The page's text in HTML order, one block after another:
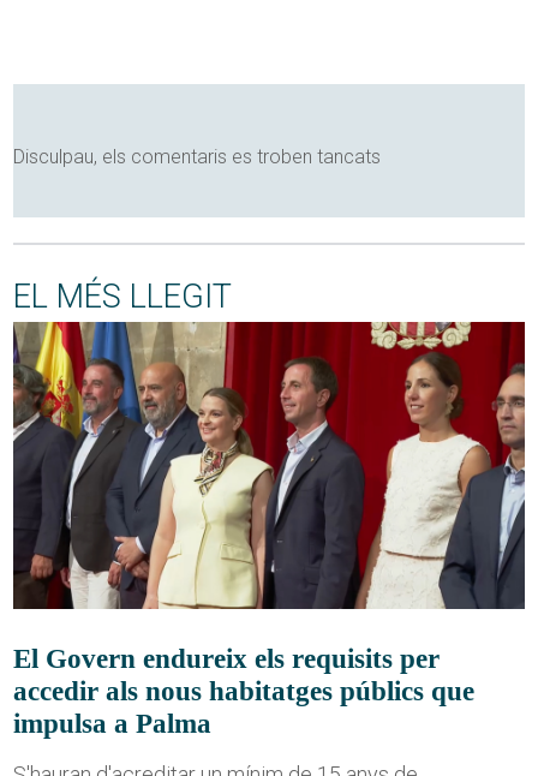
Disculpau, els comentaris es troben tancats
EL MÉS LLEGIT
El Govern endureix els requisits per
accedir als nous habitatges públics que
impulsa a Palma